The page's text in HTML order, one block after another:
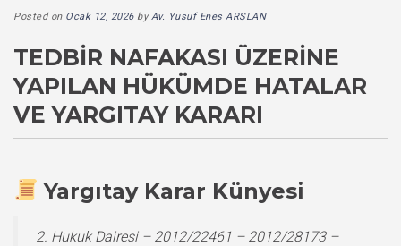
Posted on Ocak 12, 2026byAv. Yusuf Enes ARSLAN
TEDBIR NAFAKASI ÜZERINE
YAPILAN HÜKÜMDE HATALAR
VE YARGITAY KARARI
Yargıtay Karar Künyesi
2. Hukuk Dairesi – 2012/22461 – 2012/28173 –